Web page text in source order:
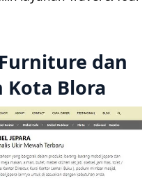
dan
Kota Blora